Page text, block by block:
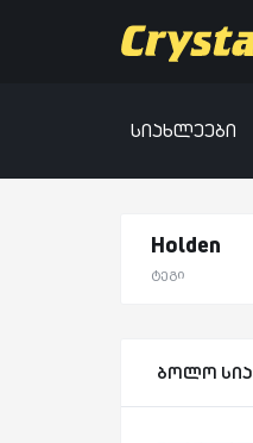
სიახლეები
Holden
ტეგი
ბოლო